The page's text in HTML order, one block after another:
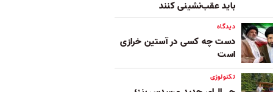
باید عقب‌نشینی کنند
دیدگاه
دست چه کسی در آستین خرازی
است
تکنولوژی